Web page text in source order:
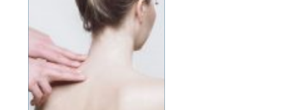
de senaste åren blivit en